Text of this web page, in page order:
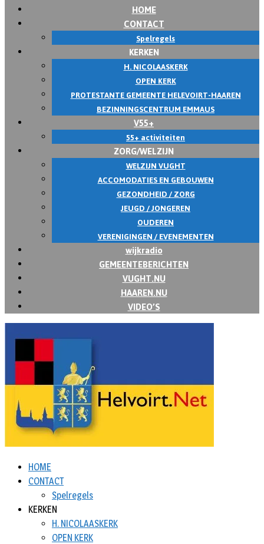
HOME
CONTACT
Spelregels
KERKEN
H. NICOLAASKERK
OPEN KERK
PROTESTANTE GEMEENTE HELEVOIRT-HAAREN
BEZINNINGSCENTRUM EMMAUS
V55+
55+ activiteiten
ZORG/WELZIJN
WELZIJN VUGHT
ACCOMODATIES EN GEBOUWEN
GEZONDHEID / ZORG
JEUGD / JONGEREN
OUDEREN
VERENIGINGEN / EVENEMENTEN
wijkradio
GEMEENTEBERICHTEN
VUGHT.NU
HAAREN.NU
VIDEO’S
HOME
CONTACT
Spelregels
KERKEN
H. NICOLAASKERK
OPEN KERK